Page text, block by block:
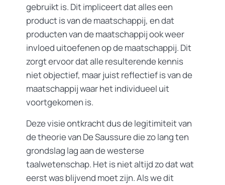
gebruikt is. Dit impliceert dat alles een
product is van de maatschappij, en dat
producten van de maatschappij ook weer
invloed uitoefenen op de maatschappij. Dit
zorgt ervoor dat alle resulterende kennis
niet objectief, maar juist reflectief is van de
maatschappij waar het individueel uit
voortgekomen is.
Deze visie ontkracht dus de legitimiteit van
de theorie van De Saussure die zo lang ten
grondslag lag aan de westerse
taalwetenschap. Het is niet altijd zo dat wat
eerst was blijvend moet zijn. Als we dit